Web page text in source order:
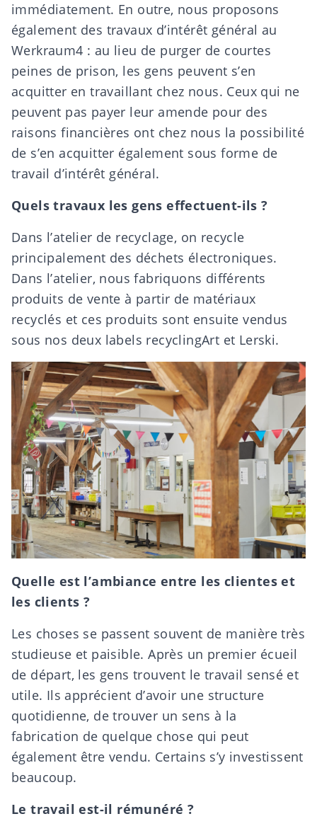
immédiatement. En outre, nous proposons
également des travaux d’intérêt général au
Werkraum4 : au lieu de purger de courtes
peines de prison, les gens peuvent s’en
acquitter en travaillant chez nous. Ceux qui ne
peuvent pas payer leur amende pour des
raisons financières ont chez nous la possibilité
de s’en acquitter également sous forme de
travail d’intérêt général.
Quels travaux les gens effectuent-ils ?
Dans l’atelier de recyclage, on recycle
principalement des déchets électroniques.
Dans l’atelier, nous fabriquons différents
produits de vente à partir de matériaux
recyclés et ces produits sont ensuite vendus
sous nos deux labels recyclingArt et Lerski.
Quelle est l’ambiance entre les clientes et
les clients ?
Les choses se passent souvent de manière très
studieuse et paisible. Après un premier écueil
de départ, les gens trouvent le travail sensé et
utile. Ils apprécient d’avoir une structure
quotidienne, de trouver un sens à la
fabrication de quelque chose qui peut
également être vendu. Certains s’y investissent
beaucoup.
Le travail est-il rémunéré ?